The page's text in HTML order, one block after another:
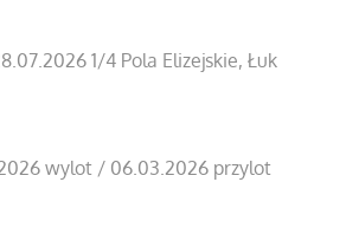
1/4 Pola Elizejskie, Łuk
wylot / 06.03.2026 przylot